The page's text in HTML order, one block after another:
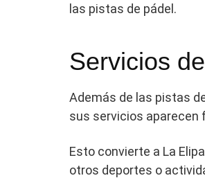
las pistas de pádel.
Servicios
Además de las pistas
sus servicios aparecen
Esto convierte a La
otros deportes o